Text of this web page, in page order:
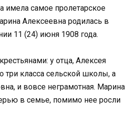
самое пролетарское
Алексеевна родилась в
11 (24) июня 1908 года.
у отца, Алексея
три класса сельской школы, а
и вовсе неграмотная. Марина
в семье, помимо нее росли